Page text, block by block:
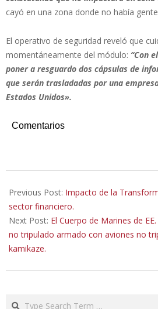
cayó en una zona donde no había
El operativo de seguridad reveló que
momentáneamente del módulo: “Con
poner a resguardo dos cápsulas de
que serán trasladadas por una
Estados Unidos».
Comentarios
05-
31
Previous Post: Impacto de la
sector financiero.
Next Post: El Cuerpo de Marines de
no tripulado armado con aviones no
kamikaze.
Search